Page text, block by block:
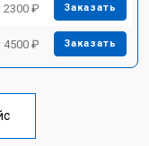
2300 ₽ Заказать
4500 ₽ Заказать